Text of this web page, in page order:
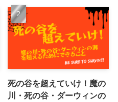
死の谷を超えていけ！魔の
川・死の谷・ダーウィンの